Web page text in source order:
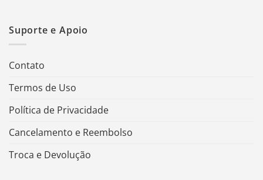
Suporte e Apoio
Contato
Termos de Uso
Política de Privacidade
Cancelamento e Reembolso
Troca e Devolução